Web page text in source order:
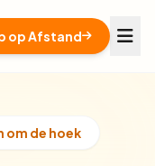
op Afstand
om de hoek